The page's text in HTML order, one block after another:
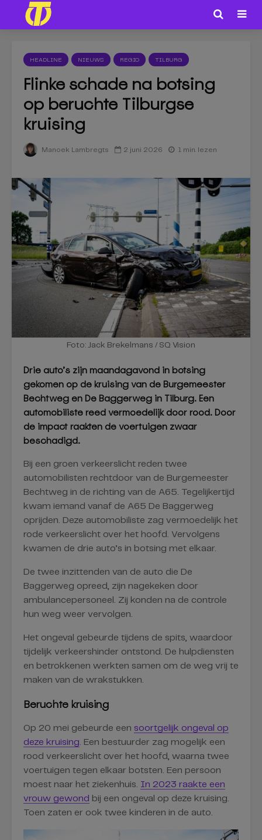
HEADLINE NIEUWS REGIO TILBURG
Flinke schade na botsing
op beruchte Tilburgse
kruising
Manoek Lambregts 2 juni 2026 1 min. lezen
Foto: Jack Brekelmans / SQ Vision
Drie auto’s zijn maandagavond in botsing
gekomen op de kruising van de Burgemeester
Bechtweg en De Baggerweg in Tilburg. Een
automobiliste reed vermoedelijk door rood. Door
de impact raakten de voertuigen zwaar
beschadigd.
Bij een groen verkeerslicht reden twee
automobilisten rechtdoor van de Burgemeester
Bechtweg in de richting van de A65. Tegelijkertijd
kwam iemand vanaf de A65 De Baggerweg
oprijden. Deze automobiliste zag vermoedelijk het
rode verkeerslicht over het hoofd. Vervolgens
kwamen de drie auto’s in botsing met elkaar.
De twee inzittenden van de auto die De
Baggerweg opreed, zijn nagekeken door
ambulancepersoneel. Zij konden na de controle
hun weg weer vervolgen.
Het ongeval gebeurde tijdens de spits, waardoor
tijdelijk verkeershinder ontstond. De hulpdiensten
en betrokkenen werkten samen om de weg vrij te
maken van de wrakstukken.
Beruchte kruising
Op 20 mei gebeurde een soortgelijk ongeval op
deze kruising . Een bestuurder zag mogelijk een
rood verkeerslicht over het hoofd, waarna twee
voertuigen tegen elkaar botsten. Een persoon
moest naar het ziekenhuis. In 2023 raakte een
vrouw gewond bij een ongeval op deze kruising.
Toen zaten er ook twee kinderen in de auto.